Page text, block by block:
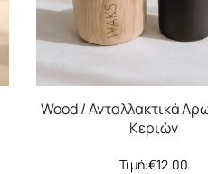
Wood / Ανταλλακτικά
Κεριών
Τιμή:€12.00